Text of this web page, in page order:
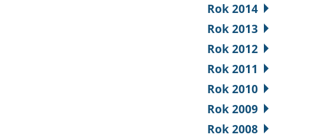
Rok 2014
Rok 2013
Rok 2012
Rok 2011
Rok 2010
Rok 2009
Rok 2008